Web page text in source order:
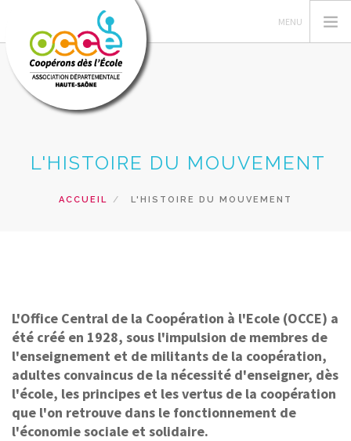
L'OCCE 70
CONTACT
L'HISTOIRE DU MOUVEMENT
ACCUEIL L'HISTOIRE DU MOUVEMENT
L'Office Central de la Coopération à l'Ecole (OCCE) a
été créé en 1928, sous l'impulsion de membres de
l'enseignement et de militants de la coopération,
adultes convaincus de la nécessité d'enseigner, dès
l'école, les principes et les vertus de la coopération
que l'on retrouve dans le fonctionnement de
l'économie sociale et solidaire.